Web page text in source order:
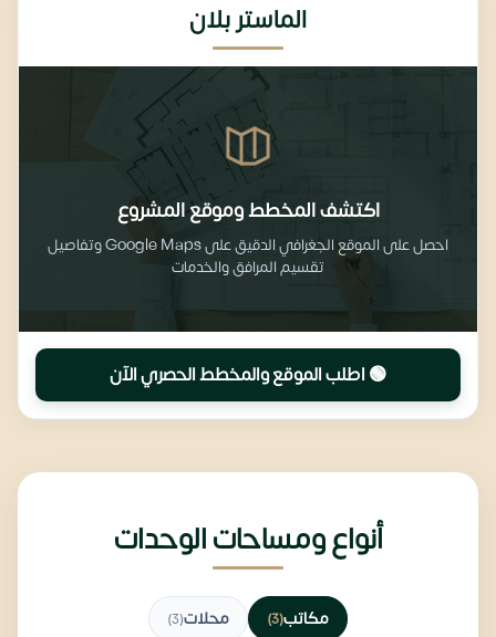
الماستر بلان
اكتشف المخطط وموقع المشروع
احصل على الموقع الجغرافي الدقيق على Google Maps وتفاصيل
تقسيم المرافق والخدمات
🟢 اطلب الموقع والمخطط الحصري الآن
أنواع ومساحات الوحدات
مكاتب(3) محلات(3)